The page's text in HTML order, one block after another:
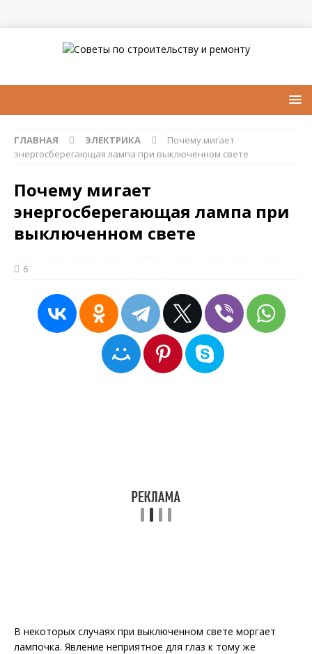
ГЛАВНАЯ ЭЛЕКТРИКА
Почему мигает
энергосберегающая лампа при выключенном свете
Почему мигает
энергосберегающая лампа при
выключенном свете
6
В некоторых случаях при выключенном свете моргает
лампочка. Явление неприятное для глаз к тому же